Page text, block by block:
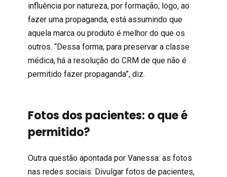
influência por natureza, por formação, logo, ao
fazer uma propaganda, está assumindo que
aquela marca ou produto é melhor do que os
outros. “Dessa forma, para preservar a classe
médica, há a resolução do CRM de que não é
permitido fazer propaganda”, diz.
Fotos dos pacientes: o que é
permitido?
Outra questão apontada por Vanessa: as fotos
nas redes sociais. Divulgar fotos de pacientes,